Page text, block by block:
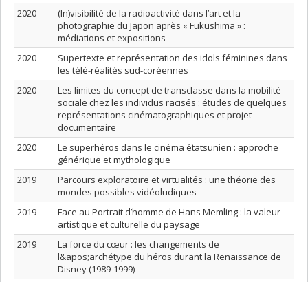
2020
(In)visibilité de la radioactivité dans l’art et la
photographie du Japon après « Fukushima » :
médiations et expositions
2020
Supertexte et représentation des idols féminines dans
les télé-réalités sud-coréennes
2020
Les limites du concept de transclasse dans la mobilité
sociale chez les individus racisés : études de quelques
représentations cinématographiques et projet
documentaire
2020
Le superhéros dans le cinéma étatsunien : approche
générique et mythologique
2019
Parcours exploratoire et virtualités : une théorie des
mondes possibles vidéoludiques
2019
Face au Portrait d’homme de Hans Memling : la valeur
artistique et culturelle du paysage
2019
La force du cœur : les changements de
l&apos;archétype du héros durant la Renaissance de
Disney (1989-1999)